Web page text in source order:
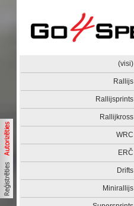
(visi)
Rallijs
Rallijsprints
Rallijkross
WRC
ERČ
Drifts
Minirallijs